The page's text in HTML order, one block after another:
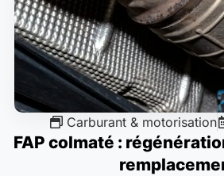
Carburant & motorisation
FAP colmaté :